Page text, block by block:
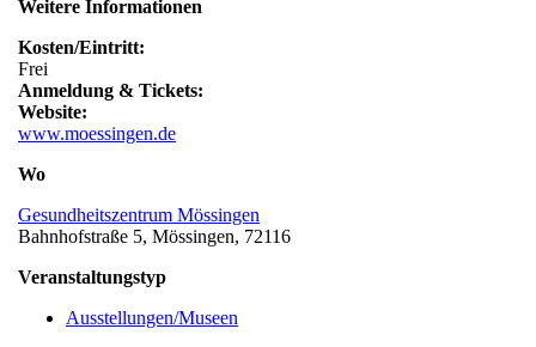
Weitere Informationen
Kosten/Eintritt:
Frei
Anmeldung & Tickets:
Website:
www.moessingen.de
Wo
Gesundheitszentrum Mössingen
Bahnhofstraße 5, Mössingen, 72116
Veranstaltungstyp
Ausstellungen/Museen